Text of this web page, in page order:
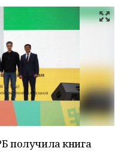
получила книга